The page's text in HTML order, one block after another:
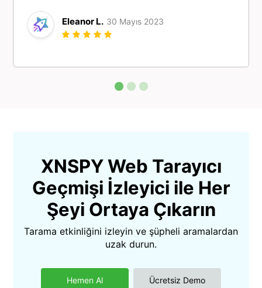
Eleanor L. 30 Mayıs 2023
XNSPY Web Tarayıcı
Geçmişi İzleyici ile Her
Şeyi Ortaya Çıkarın
Tarama etkinliğini izleyin ve şüpheli aramalardan
uzak durun.
Hemen Al Ücretsiz Demo